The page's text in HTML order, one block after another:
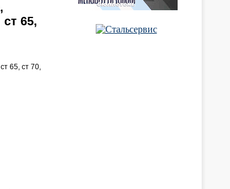
65,
65, ст 70,